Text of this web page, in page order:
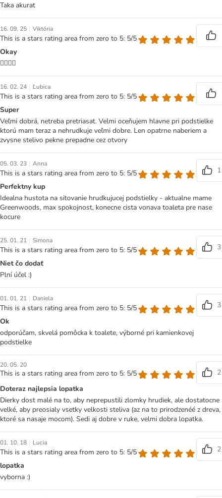
Taka akurat
16. 09. 25 | Viktória
This is a stars rating area from zero to 5: 5/5
Okay
👍🏻👍🏻
16. 02. 24 | Ľubica
This is a stars rating area from zero to 5: 5/5
Super
Veľmi dobrá, netreba pretriasat. Velmi oceňujem hlavne pri podstielke
ktorú mam teraz a nehrudkuje veľmi dobre. Len opatrne naberiem a
zvysne stelivo pekne prepadne cez otvory
05. 03. 23 | Anna
This is a stars rating area from zero to 5: 5/5
1
Perfektny kup
Idealna hustota na sitovanie hrudkujucej podstielky - aktualne mame
Greenwoods, max spokojnost, konecne cista vonava toaleta pre nase
kocure
25. 01. 21 | Simona
This is a stars rating area from zero to 5: 5/5
3
Niet čo dodať
Plní účel :)
01. 01. 21 | Daniela
This is a stars rating area from zero to 5: 5/5
3
Ok
odporúčam, skvelá pomôcka k toalete, výborné pri kamienkovej
podstielke
20. 05. 20
This is a stars rating area from zero to 5: 5/5
2
Doteraz najlepsia lopatka
Dierky dost malé na to, aby neprepustili zlomky hrudiek, ale dostatocne
velké, aby preosialy vsetky velkosti steliva (az na to prirodzenéé z dreva,
ktoré sa nasaje mocom). Sedi aj dobre v ruke, velmi dobra lopatka.
01. 10. 18 | Lucia
This is a stars rating area from zero to 5: 5/5
2
lopatka
vyborna :)